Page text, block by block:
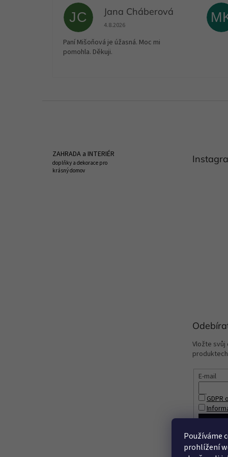
Používáme
prohlížení
JC Jana Cháberová
Hodnocení obchodu je 5 z 5 hvězdiček.
4.8.2026
Paní Mišoňová je úžasná. Moc mi
pomohla. Děkuji.
ZAHRADA a INTERIÉR
doplňky a dekorace pro
krásný domov
Vložte svůj
E-mail
GDPR